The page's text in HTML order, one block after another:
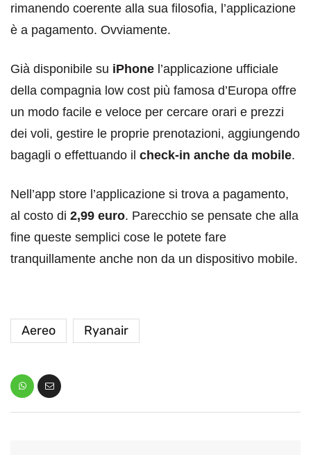
rimanendo coerente alla sua filosofia, l’applicazione
è a pagamento. Ovviamente.
Già disponibile su iPhone l’applicazione ufficiale
della compagnia low cost più famosa d’Europa offre
un modo facile e veloce per cercare orari e prezzi
dei voli, gestire le proprie prenotazioni, aggiungendo
bagagli o effettuando il check-in anche da mobile.
Nell’app store l’applicazione si trova a pagamento,
al costo di 2,99 euro. Parecchio se pensate che alla
fine queste semplici cose le potete fare
tranquillamente anche non da un dispositivo mobile.
Aereo Ryanair